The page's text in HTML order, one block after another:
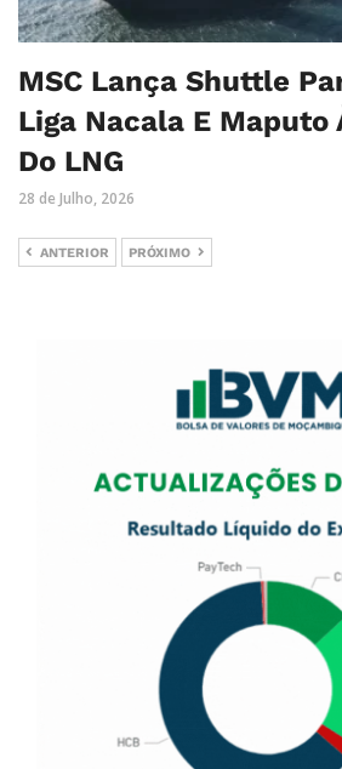
MSC Lança Shuttle
Liga Nacala E Maputo
Do LNG
28 de Julho, 2026
ANTERIOR PRÓXIMO